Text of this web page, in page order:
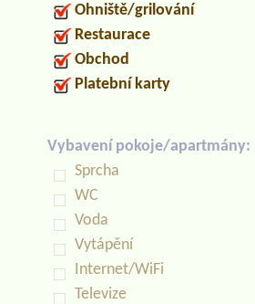
Ohniště/grilování
Restaurace
Obchod
Platební karty
Vybavení pokoje/apartmány:
Sprcha
WC
Voda
Vytápění
Internet/WiFi
Televize